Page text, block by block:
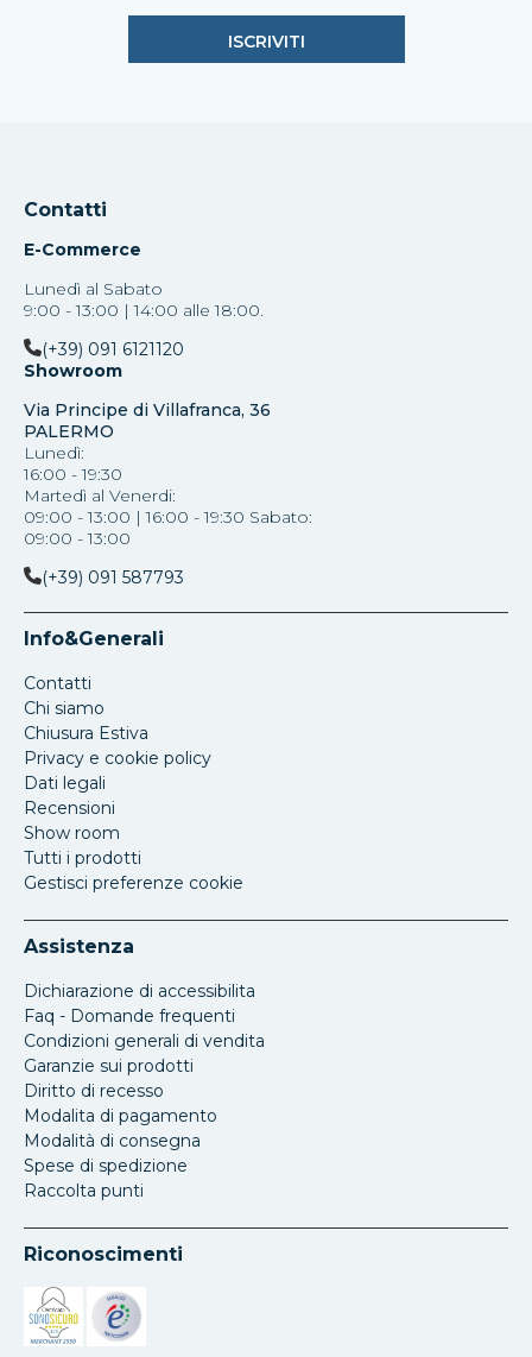
Contatti
E-Commerce
Lunedì al Sabato
9:00 - 13:00 | 14:00 alle 18:00.
(+39) 091 6121120
Showroom
Via Principe di Villafranca, 36
PALERMO
Lunedì:
16:00 - 19:30
Martedì al Venerdi:
09:00 - 13:00 | 16:00 - 19:30 Sabato:
09:00 - 13:00
(+39) 091 587793
Info&Generali
Contatti
Chi siamo
Chiusura Estiva
Privacy e cookie policy
Dati legali
Recensioni
Show room
Tutti i prodotti
Gestisci preferenze cookie
Assistenza
Dichiarazione di accessibilita
Faq - Domande frequenti
Condizioni generali di vendita
Garanzie sui prodotti
Diritto di recesso
Modalita di pagamento
Modalità di consegna
Spese di spedizione
Raccolta punti
Riconoscimenti